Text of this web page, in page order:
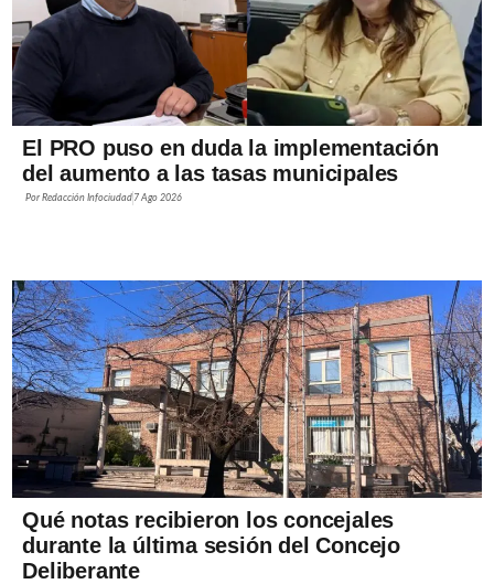
El PRO puso en duda la implementación
del aumento a las tasas municipales
PorRedacción Infociudad 7 Ago 2026
Qué notas recibieron los concejales
durante la última sesión del Concejo
Deliberante